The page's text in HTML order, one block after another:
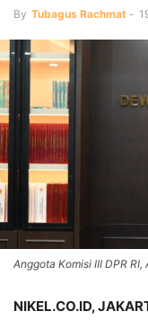
By Tubagus Rachmat -
Anggota Komisi III DPR
NIKEL.CO.ID,